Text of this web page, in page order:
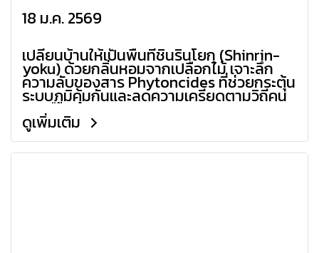
18 ม.ค. 2569
เปลี่ยนบ้านให้เป็นพื้นที่ชินรินโยกุ (Shinrin-
yoku) ด้วยกลิ่นหอมจากเปลือกไม้ เจาะลึก
ความลับของสาร Phytoncides ที่ช่วยกระตุ้น
ระบบภูมิคุ้มกันและลดความเครียดตามวิถีคน
อายุยืน
ดูเพิ่มเติม